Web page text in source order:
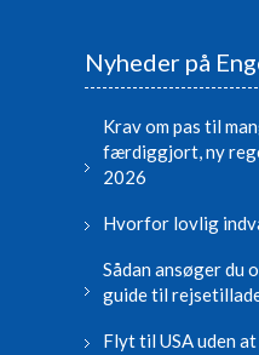
Nyheder på
Krav om pas til
færdiggjort, ny
2026
Hvorfor lovlig
Sådan ansøger du
guide til
Flyt til USA uden